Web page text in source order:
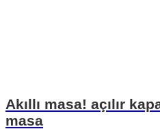
Akıllı masa! açılır
masa